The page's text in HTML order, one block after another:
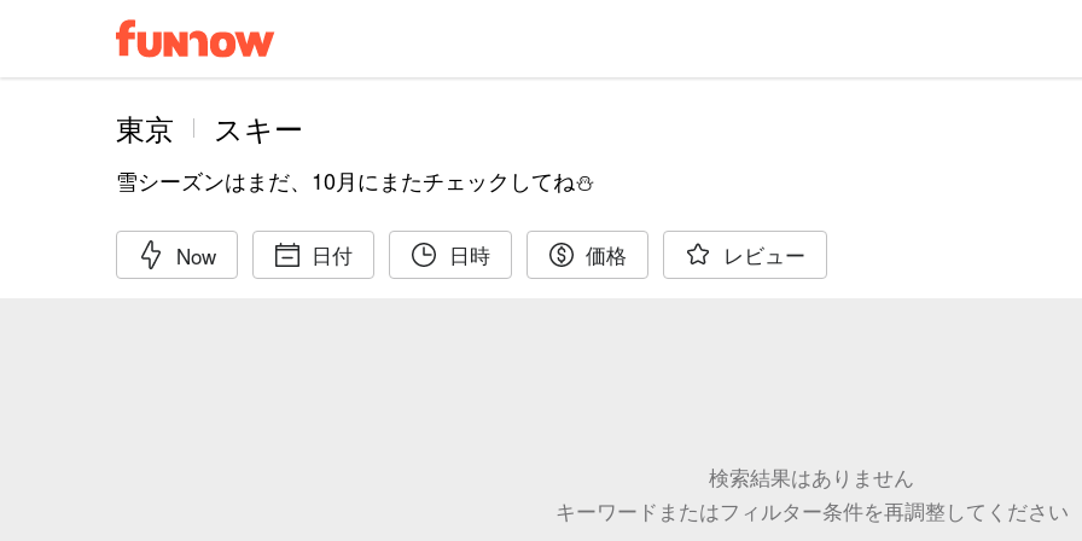
東京 スキー
雪シーズンはまだ、10月にまたチェックしてね⛄
Now 日付 日時 価格 レビュー
検索結果はありません
キーワードまたはフィルター条件を再調整してください